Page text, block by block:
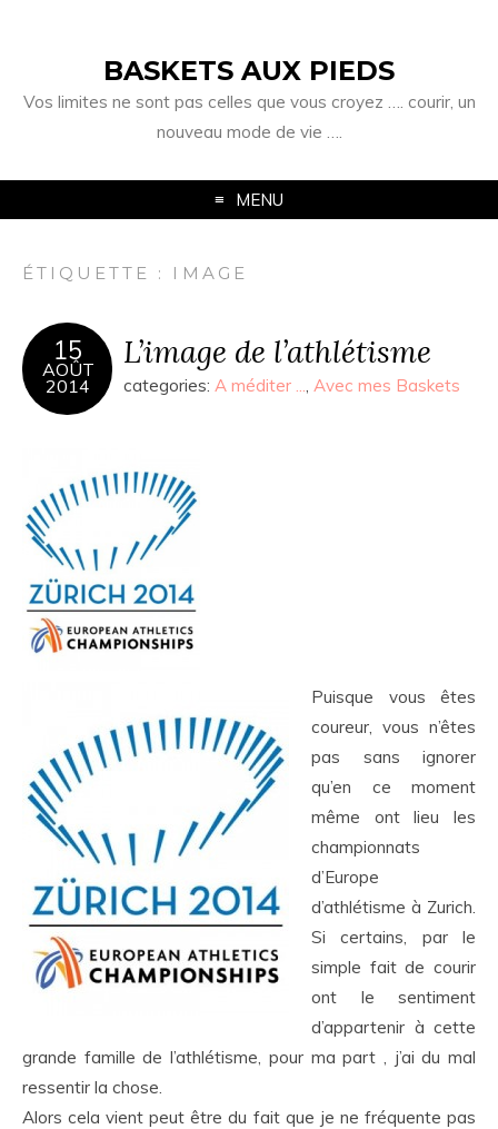
BASKETS AUX PIEDS
Vos limites ne sont pas celles que vous croyez …. courir, un
nouveau mode de vie ….
MENU
ÉTIQUETTE : IMAGE
15
AOÛT
2014
L’image de l’athlétisme
categories: A méditer ..., Avec mes Baskets
Puisque vous êtes
coureur, vous n’êtes
pas sans ignorer
qu’en ce moment
même ont lieu les
championnats
d’Europe
d’athlétisme à Zurich.
Si certains, par le
simple fait de courir
ont le sentiment
d’appartenir à cette
grande famille de l’athlétisme, pour ma part , j’ai du mal
ressentir la chose.
Alors cela vient peut être du fait que je ne fréquente pas